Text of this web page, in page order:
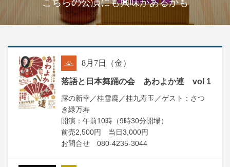
こちらの公演にも興味があるかも
8月 7日（金）
落語と日本舞踊の会 あわよか連 vol 1
露の新幸／桂雪鹿／桂九寿玉／ゲスト：さつ
き緑万寿
開演：午前10時（9時30分開場）
前売2,500円 当日3,000円
お問合せ 080-4235-3044